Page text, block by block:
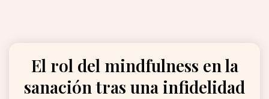
El rol del mindfulness en la
sanación tras una infidelidad